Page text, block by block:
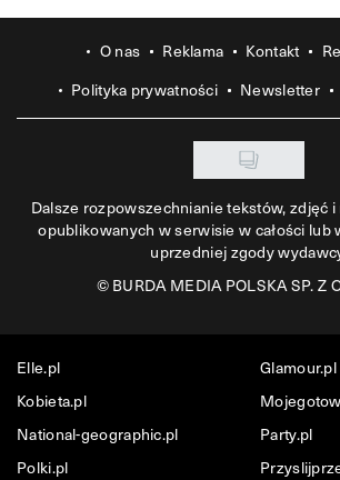
O nas Reklama Kontakt
Polityka prywatności
Newsletter
Dalsze rozpowszechnianie tekstów, zdjęć
opublikowanych w serwisie w całości lub
uprzedniej zgody
©BURDA MEDIA POLSKA SP. Z
Elle.pl
Glamour.pl
Kobieta.pl
National-geographic.pl
Party.pl
Polki.pl